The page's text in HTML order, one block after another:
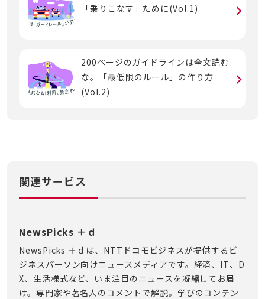
「乗りこなす」ために(Vol.1)
200ページのガイドラインは全文読む
な。「最低限のルール」の作り方
(Vol.2)
関連サービス
NewsPicks ＋ｄ
NewsPicks ＋ｄは、NTTドコモビジネスが提供するビ
ジネスパーソン向けニュースメディアです。経済、IT、D
X、生活様式など、いま注目のニュースを凝縮してお届
け。専門家や著名人のコメントで解説。学びのコンテン